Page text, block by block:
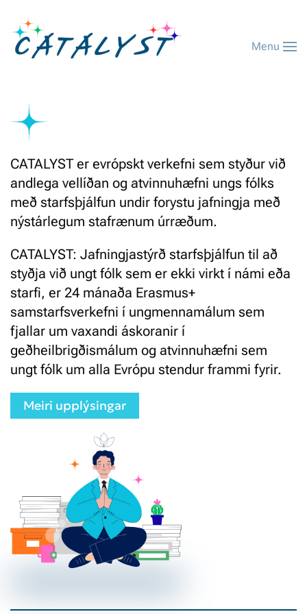
Menu
CATALYST er evrópskt verkefni sem styður við
andlega vellíðan og atvinnuhæfni ungs fólks
með starfsþjálfun undir forystu jafningja með
nýstárlegum stafrænum úrræðum.
CATALYST: Jafningjastýrð starfsþjálfun til að
styðja við ungt fólk sem er ekki virkt í námi eða
starfi, er 24 mánaða Erasmus+
samstarfsverkefni í ungmennamálum sem
fjallar um vaxandi áskoranir í
geðheilbrigðismálum og atvinnuhæfni sem
ungt fólk um alla Evrópu stendur frammi fyrir.
Meiri upplýsingar